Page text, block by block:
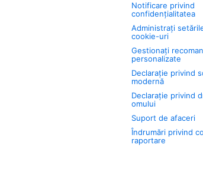
Notificare privind
confidențialitatea
Administrați
cookie-uri
Gestionați
personalizate
Declarație privind
modernă
Declarație privind
omului
Suport de afaceri
Îndrumări privind
raportare